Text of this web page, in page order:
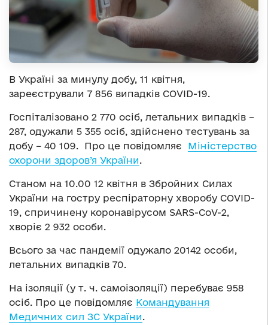
В Україні за минулу добу, 11 квітня,
зареєстрували 7 856 випадків COVID-19.
Госпіталізовано 2 770 осіб, летальних випадків –
287, одужали 5 355 осіб, здійснено тестувань за
добу – 40 109. Про це повідомляє Міністерство
охорони здоров’я України.
Станом на 10.00 12 квітня в Збройних Силах
України на гостру респіраторну хворобу COVID-
19, спричинену коронавірусом SARS-CoV-2,
хворіє 2 932 особи.
Всього за час пандемії одужало 20142 особи,
летальних випадків 70.
На ізоляції (у т. ч. самоізоляції) перебуває 958
осіб. Про це повідомляє Командування
Медичних сил ЗС України.